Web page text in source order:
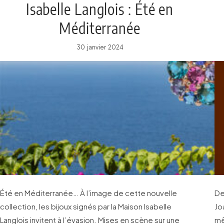
Isabelle Langlois : Été en
Méditerranée
30 janvier 2024
Été en Méditerranée… À l’image de cette nouvelle
collection, les bijoux signés par la Maison Isabelle
Langlois invitent à l’évasion. Mises en scène sur une